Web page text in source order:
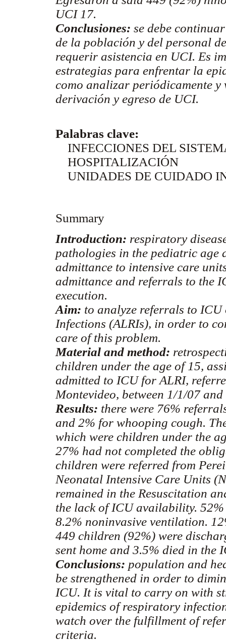
UCI 17.
Conclusiones: se debe
de la población y del personal
requerir asistencia en UCI. Es
estrategias para enfrentar la
como analizar periódicamente
derivación y egreso de UCI.
Palabras clave:
INFECCIONES DEL
HOSPITALIZACIÓN
UNIDADES DE CUIDADO
Summary
Introduction: respiratory
pathologies in the pediatric age
admittance to intensive care
admittance and referrals to the
execution.
Aim: to analyze referrals to
Infections (ALRIs), in order to
care of this problem.
Material and method:
children under the age of 15,
admitted to ICU for ALRI,
Montevideo, between 1/1/07
Results: there were 76%
and 2% for whooping cough.
which were children under the
27% had not completed the
children were referred from
Neonatal Intensive Care Units
remained in the Resuscitation
the lack of ICU availability.
8.2% noninvasive ventilation.
449 children (92%) were
sent home and 3.5% died in the
Conclusions: population and
be strengthened in order to
ICU. It is vital to carry on with
epidemics of respiratory
watch over the fulfillment of
criteria.